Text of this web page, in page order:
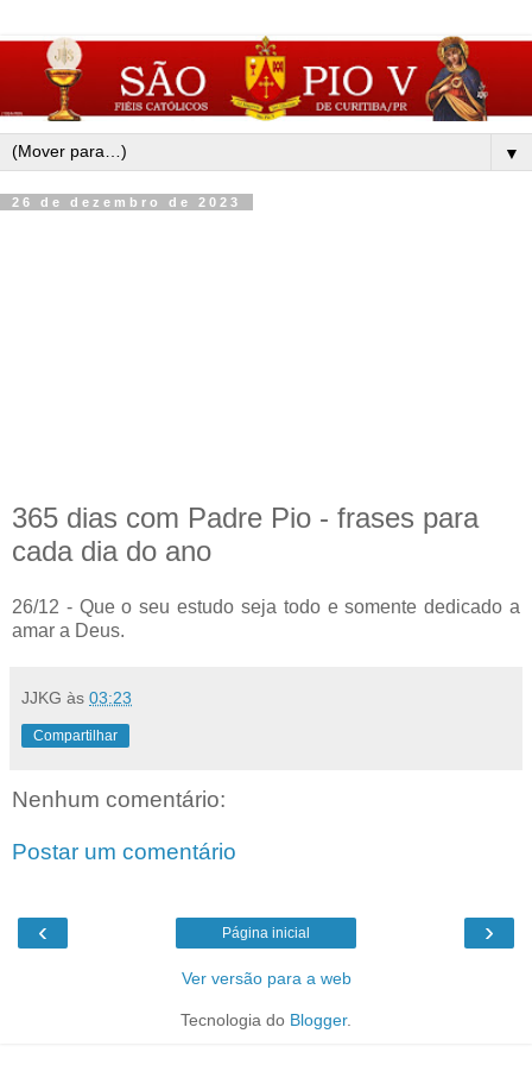
▼
26 de dezembro de 2023
365 dias com Padre Pio - frases para
cada dia do ano
26/12 - Que o seu estudo seja todo e somente dedicado a
amar a Deus.
JJKG às 03:23
Compartilhar
Nenhum comentário:
Postar um comentário
‹ ›
Página inicial
Ver versão para a web
Tecnologia do Blogger.